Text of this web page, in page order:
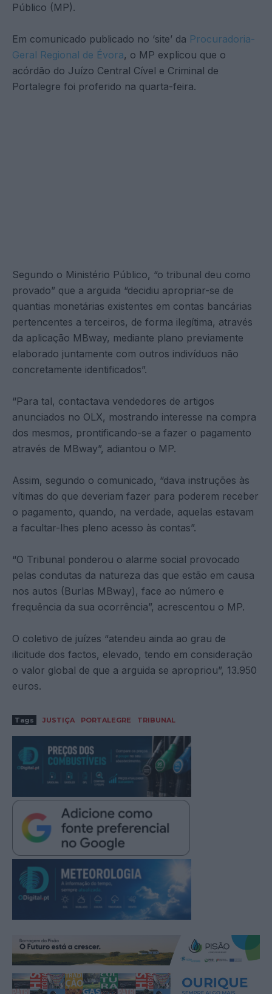
Público (MP).
Em comunicado publicado no ‘site’ da Procuradoria-
Geral Regional de Évora, o MP explicou que o
acórdão do Juízo Central Cível e Criminal de
Portalegre foi proferido na quarta-feira.
Segundo o Ministério Público, “o tribunal deu como
provado” que a arguida “decidiu apropriar-se de
quantias monetárias existentes em contas bancárias
pertencentes a terceiros, de forma ilegítima, através
da aplicação MBway, mediante plano previamente
elaborado juntamente com outros indivíduos não
concretamente identificados”.
“Para tal, contactava vendedores de artigos
anunciados no OLX, mostrando interesse na compra
dos mesmos, prontificando-se a fazer o pagamento
através de MBway”, adiantou o MP.
Assim, segundo o comunicado, “dava instruções às
vítimas do que deveriam fazer para poderem receber
o pagamento, quando, na verdade, aquelas estavam
a facultar-lhes pleno acesso às contas”.
“O Tribunal ponderou o alarme social provocado
pelas condutas da natureza das que estão em causa
nos autos (Burlas MBway), face ao número e
frequência da sua ocorrência”, acrescentou o MP.
O coletivo de juízes “atendeu ainda ao grau de
ilicitude dos factos, elevado, tendo em consideração
o valor global de que a arguida se apropriou”, 13.950
euros.
Tags JUSTIÇA PORTALEGRE TRIBUNAL